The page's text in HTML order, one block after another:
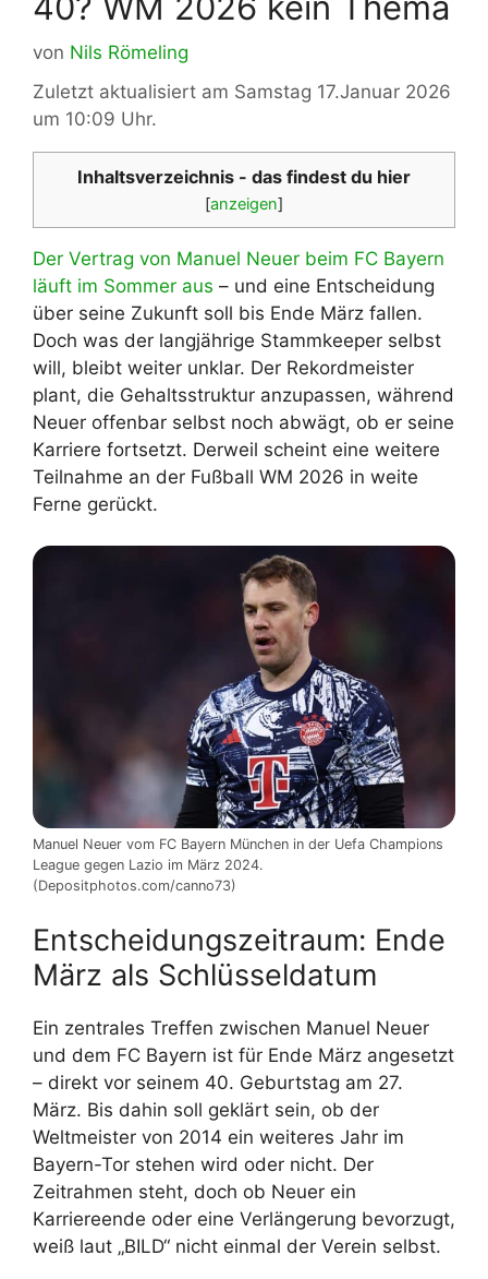
von Nils Römeling
Zuletzt aktualisiert am Samstag 17.Januar 2026
um 10:09 Uhr.
Inhaltsverzeichnis - das findest du hier
[anzeigen]
Der Vertrag von Manuel Neuer beim FC Bayern
läuft im Sommer aus – und eine Entscheidung
über seine Zukunft soll bis Ende März fallen.
Doch was der langjährige Stammkeeper selbst
will, bleibt weiter unklar. Der Rekordmeister
plant, die Gehaltsstruktur anzupassen, während
Neuer offenbar selbst noch abwägt, ob er seine
Karriere fortsetzt. Derweil scheint eine weitere
Teilnahme an der Fußball WM 2026 in weite
Ferne gerückt.
Manuel Neuer vom FC Bayern München in der Uefa Champions
League gegen Lazio im März 2024.
(Depositphotos.com/canno73)
Entscheidungszeitraum: Ende
März als Schlüsseldatum
Ein zentrales Treffen zwischen Manuel Neuer
und dem FC Bayern ist für Ende März angesetzt
– direkt vor seinem 40. Geburtstag am 27.
März. Bis dahin soll geklärt sein, ob der
Weltmeister von 2014 ein weiteres Jahr im
Bayern-Tor stehen wird oder nicht. Der
Zeitrahmen steht, doch ob Neuer ein
Karriereende oder eine Verlängerung bevorzugt,
weiß laut „BILD“ nicht einmal der Verein selbst.